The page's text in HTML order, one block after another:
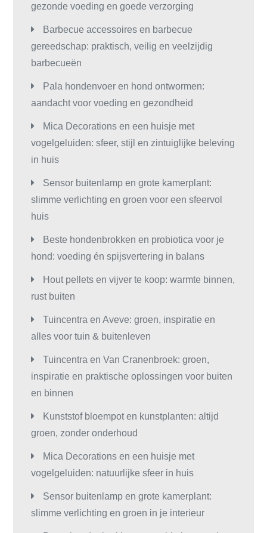
gezonde voeding en goede verzorging
Barbecue accessoires en barbecue
gereedschap: praktisch, veilig en veelzijdig
barbecueën
Pala hondenvoer en hond ontwormen:
aandacht voor voeding en gezondheid
Mica Decorations en een huisje met
vogelgeluiden: sfeer, stijl en zintuiglijke beleving
in huis
Sensor buitenlamp en grote kamerplant:
slimme verlichting en groen voor een sfeervol
huis
Beste hondenbrokken en probiotica voor je
hond: voeding én spijsvertering in balans
Hout pellets en vijver te koop: warmte binnen,
rust buiten
Tuincentra en Aveve: groen, inspiratie en
alles voor tuin & buitenleven
Tuincentra en Van Cranenbroek: groen,
inspiratie en praktische oplossingen voor buiten
en binnen
Kunststof bloempot en kunstplanten: altijd
groen, zonder onderhoud
Mica Decorations en een huisje met
vogelgeluiden: natuurlijke sfeer in huis
Sensor buitenlamp en grote kamerplant:
slimme verlichting en groen in je interieur